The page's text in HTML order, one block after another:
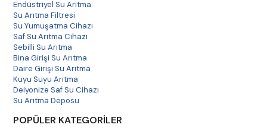
Endüstriyel Su Arıtma
Su Arıtma Filtresi
Su Yumuşatma Cihazı
Saf Su Arıtma Cihazı
Sebilli Su Arıtma
Bina Girişi Su Arıtma
Daire Girişi Su Arıtma
Kuyu Suyu Arıtma
Deiyonize Saf Su Cihazı
Su Arıtma Deposu
POPÜLER KATEGORİLER